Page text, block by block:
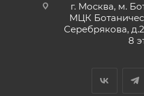
г. Москва, м.
МЦК
Серебрякова,
8